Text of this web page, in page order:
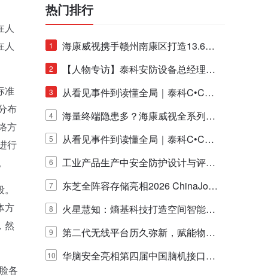
人
人
准
布
方
行
方
然
各
热门排行
1
海康威视携手赣州南康区打造13.6公
里绿波网
2
【人物专访】泰科安防设备总经理张
宁解码安防出海新范式
3
从看见事件到读懂全局｜泰科C•CUR
E IQ 3.20开启安防运营智能新时代
4
海量终端隐患多？海康威视全系列物
联安全产品，四层守护更放心！
5
从看见事件到读懂全局｜泰科C•CUR
E IQ 3.20开启安防运营智能新时代
6
工业产品生产中安全防护设计与评估
的实践与探讨
7
东芝全阵容存储亮相2026 ChinaJo
y，以海量数据底座赋能“与AI同游”新
体验
8
火星慧知：熵基科技打造空间智能时
代的认知中枢
9
第二代无线平台历久弥新，赋能物联
网创新迭代
10
华脑安全亮相第四届中国脑机接口大